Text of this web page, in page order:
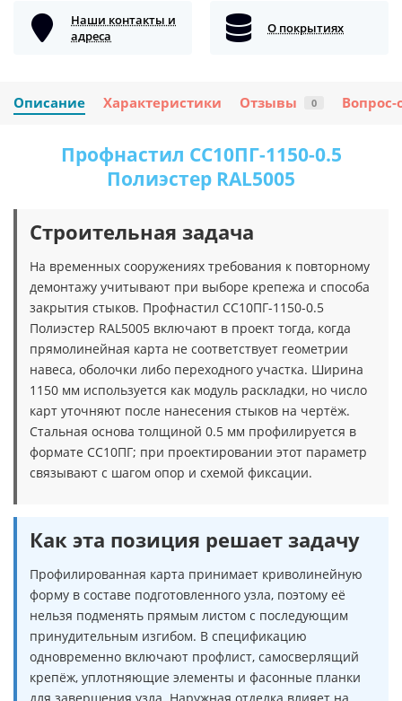
Наши контакты и
адреса
О покрытиях
Описание Характеристики Отзывы 0 Вопрос-
Профнастил СС10ПГ-1150-0.5
Полиэстер RAL5005
Строительная задача
На временных сооружениях требования к повторному
демонтажу учитывают при выборе крепежа и способа
закрытия стыков. Профнастил СС10ПГ-1150-0.5
Полиэстер RAL5005 включают в проект тогда, когда
прямолинейная карта не соответствует геометрии
навеса, оболочки либо переходного участка. Ширина
1150 мм используется как модуль раскладки, но число
карт уточняют после нанесения стыков на чертёж.
Стальная основа толщиной 0.5 мм профилируется в
формате СС10ПГ; при проектировании этот параметр
связывают с шагом опор и схемой фиксации.
Как эта позиция решает задачу
Профилированная карта принимает криволинейную
форму в составе подготовленного узла, поэтому её
нельзя подменять прямым листом с последующим
принудительным изгибом. В спецификацию
одновременно включают профлист, самосверлящий
крепёж, уплотняющие элементы и фасонные планки